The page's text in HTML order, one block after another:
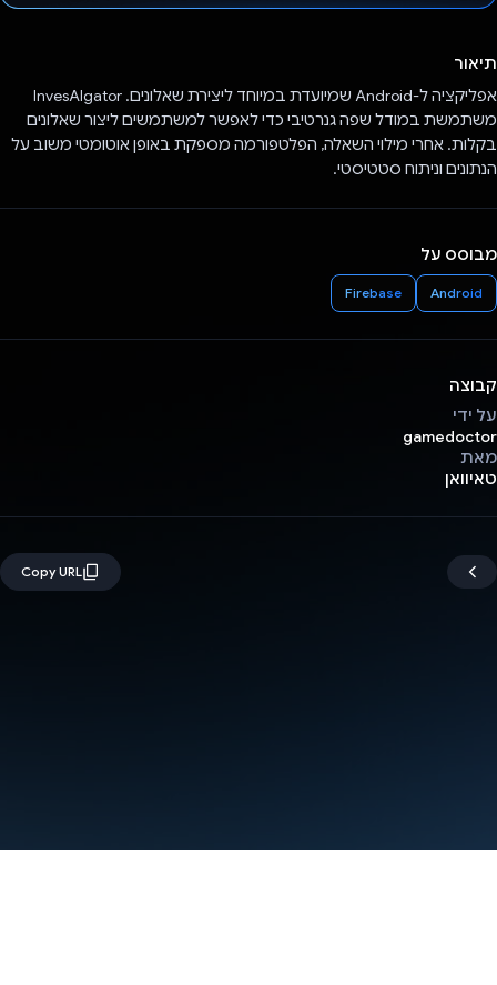
תיאור
אפליקציה ל-Android שמיועדת במיוחד ליצירת שאלונים. InvesAIgator
משתמשת במודל שפה גנרטיבי כדי לאפשר למשתמשים ליצור שאלונים
בקלות. אחרי מילוי השאלה, הפלטפורמה מספקת באופן אוטומטי משוב על
הנתונים וניתוח סטטיסטי.
מבוסס על
Android
Firebase
קבוצה
על ידי
gamedoctor
מאת
טאיוואן